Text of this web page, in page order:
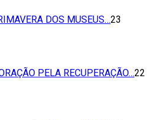
DOS MUSEUS…23
PELA RECUPERAÇÃO…22